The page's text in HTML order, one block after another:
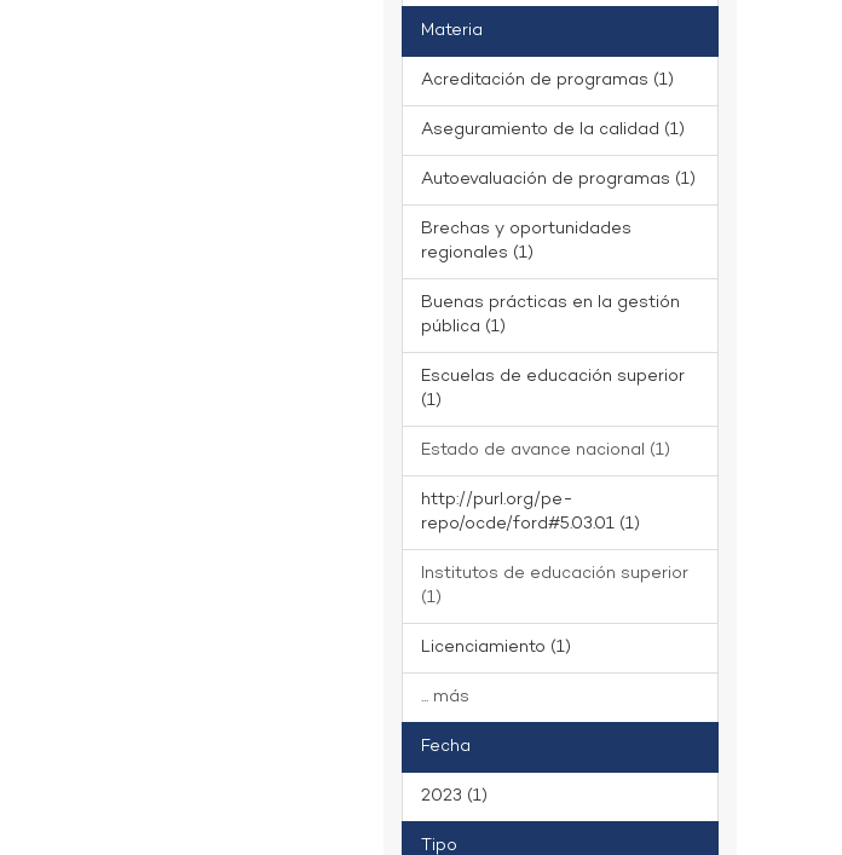
Materia
Acreditación de programas (1)
Aseguramiento de la calidad (1)
Autoevaluación de programas (1)
Brechas y oportunidades
regionales (1)
Buenas prácticas en la gestión
pública (1)
Escuelas de educación superior
(1)
Estado de avance nacional (1)
http://purl.org/pe-
repo/ocde/ford#5.03.01 (1)
Institutos de educación superior
(1)
Licenciamiento (1)
... más
Fecha
2023 (1)
Tipo